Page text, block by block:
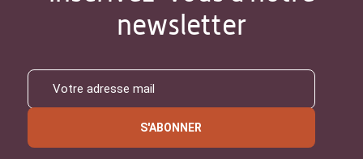
newsletter
S'ABONNER